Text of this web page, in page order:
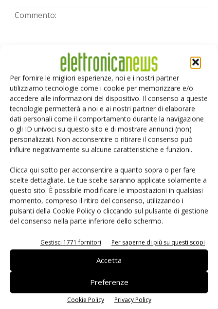
Per fornire le migliori esperienze, noi e i nostri partner
utilizziamo tecnologie come i cookie per memorizzare e/o
accedere alle informazioni del dispositivo. Il consenso a queste
tecnologie permetterà a noi e ai nostri partner di elaborare
dati personali come il comportamento durante la navigazione
o gli ID univoci su questo sito e di mostrare annunci (non)
personalizzati. Non acconsentire o ritirare il consenso può
influire negativamente su alcune caratteristiche e funzioni.
Clicca qui sotto per acconsentire a quanto sopra o per fare
scelte dettagliate. Le tue scelte saranno applicate solamente a
questo sito. È possibile modificare le impostazioni in qualsiasi
momento, compreso il ritiro del consenso, utilizzando i
pulsanti della Cookie Policy o cliccando sul pulsante di gestione
del consenso nella parte inferiore dello schermo.
Gestisci 1771 fornitori Per saperne di più su questi scopi
Accetta
Preferenze
Cookie Policy Privacy Policy
Salva il mio nome, email e sito web in questo browser per i
prossimi commenti.
Selezione di elettronica